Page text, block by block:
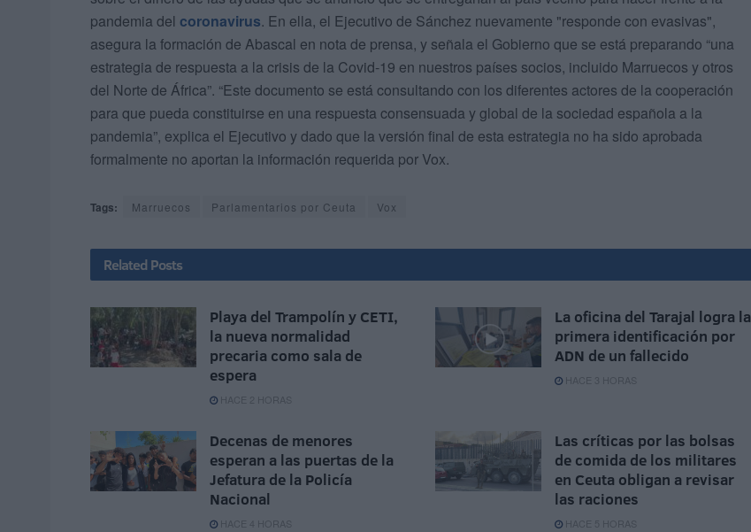
pandemia del coronavirus. En ella, el Ejecutivo de Sánchez nuevamente "responde con evasivas",
asegura la formación de Abascal en nota de prensa, y señala el Gobierno que se está preparando “una
estrategia de respuesta a la crisis de la Covid-19 en nuestros países socios, incluido Marruecos y otros
del Norte de África”. “Este documento se está consultando con los diferentes actores de la cooperación
para que pueda constituirse en una respuesta consensuada y global de la sociedad española a la
pandemia”, explica el Ejecutivo y dado que la versión final de esta estrategia no ha sido aprobada
formalmente no aportan la información requerida por Vox.
Tags: Marruecos Parlamentarios por Ceuta Vox
Related Posts
Playa del Trampolín y CETI,
la nueva normalidad
precaria como sala de
espera
HACE 2 HORAS
La oficina del Tarajal logra la
primera identificación por
ADN de un fallecido
HACE 3 HORAS
Decenas de menores
esperan a las puertas de la
Jefatura de la Policía
Nacional
HACE 4 HORAS
Las críticas por las bolsas
de comida de los militares
en Ceuta obligan a revisar
las raciones
HACE 5 HORAS